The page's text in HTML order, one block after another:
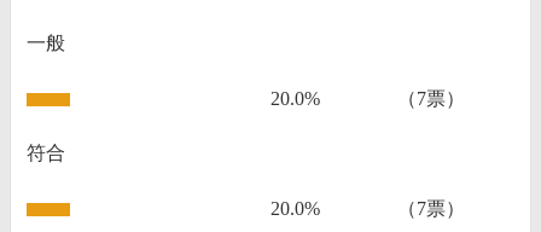
一般
20.0% （7票）
符合
20.0% （7票）